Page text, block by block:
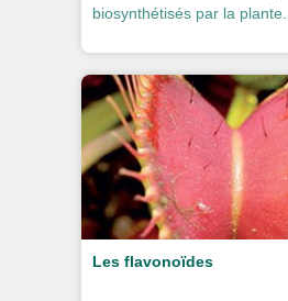
biosynthétisés par la plante...
Les flavonoïdes